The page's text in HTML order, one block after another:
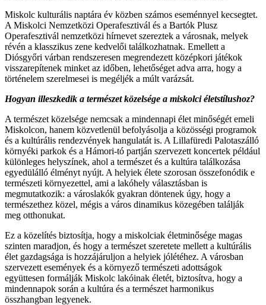
Miskolc kulturális naptára év közben számos eseménnyel kecsegtet.
A Miskolci Nemzetközi Operafesztivál és a Bartók Plusz
Operafesztivál nemzetközi hírnevet szereztek a városnak, melyek
révén a klasszikus zene kedvelői találkozhatnak. Emellett a
Diósgyőri várban rendszeresen megrendezett középkori játékok
visszarepítenek minket az időben, lehetőséget adva arra, hogy a
történelem szerelmesei is megéljék a múlt varázsát.
Hogyan illeszkedik a természet közelsége a miskolci életstílushoz?
A természet közelsége nemcsak a mindennapi élet minőségét emeli
Miskolcon, hanem közvetlenül befolyásolja a közösségi programok
és a kultúrális rendezvények hangulatát is. A Lillafüredi Palotaszálló
környéki parkok és a Hámori-tó partján szervezett koncertek például
különleges helyszínek, ahol a természet és a kultúra találkozása
egyedülálló élményt nyújt. A helyiek élete szorosan összefonódik e
természeti környezettel, ami a lakóhely választásban is
megmutatkozik: a városlakók gyakran döntenek úgy, hogy a
természethez közel, mégis a város dinamikus közegében találják
meg otthonukat.
Ez a közelítés biztosítja, hogy a miskolciak életminősége magas
szinten maradjon, és hogy a természet szeretete mellett a kultúrális
élet gazdagsága is hozzájáruljon a helyiek jólétéhez. A városban
szervezett események és a környező természeti adottságok
együttesen formálják Miskolc lakóinak életét, biztosítva, hogy a
mindennapok során a kultúra és a természet harmonikus
összhangban legyenek.